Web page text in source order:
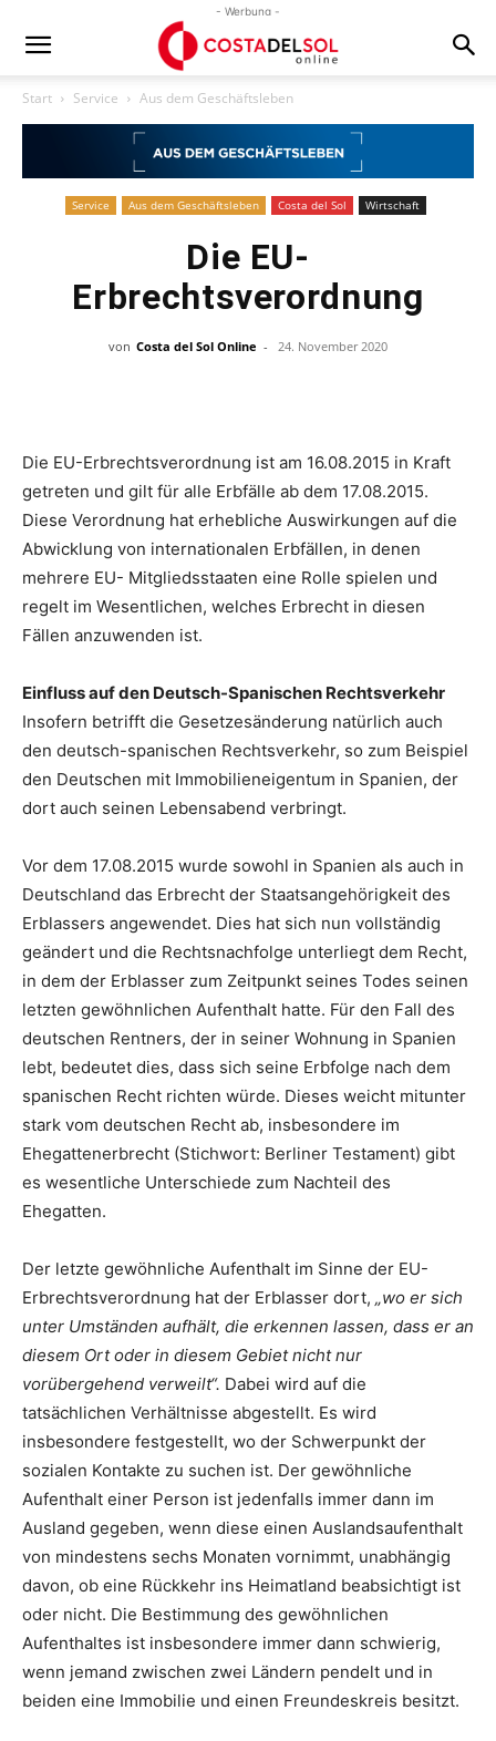
- Werbung -
Start Service Aus dem Geschäftsleben
Service Aus dem Geschäftsleben Costa del Sol Wirtschaft
Die EU-
Erbrechtsverordnung
von Costa del Sol Online - 24. November 2020
Die EU-Erbrechtsverordnung ist am 16.08.2015 in Kraft
getreten und gilt für alle Erbfälle ab dem 17.08.2015.
Diese Verordnung hat erhebliche Auswirkungen auf die
Abwicklung von internationalen Erbfällen, in denen
mehrere EU- Mitgliedsstaaten eine Rolle spielen und
regelt im Wesentlichen, welches Erbrecht in diesen
Fällen anzuwenden ist.
Einfluss auf den Deutsch-Spanischen Rechtsverkehr
Insofern betrifft die Gesetzesänderung natürlich auch
den deutsch-spanischen Rechtsverkehr, so zum Beispiel
den Deutschen mit Immobilieneigentum in Spanien, der
dort auch seinen Lebensabend verbringt.
Vor dem 17.08.2015 wurde sowohl in Spanien als auch in
Deutschland das Erbrecht der Staatsangehörigkeit des
Erblassers angewendet. Dies hat sich nun vollständig
geändert und die Rechtsnachfolge unterliegt dem Recht,
in dem der Erblasser zum Zeitpunkt seines Todes seinen
letzten gewöhnlichen Aufenthalt hatte. Für den Fall des
deutschen Rentners, der in seiner Wohnung in Spanien
lebt, bedeutet dies, dass sich seine Erbfolge nach dem
spanischen Recht richten würde. Dieses weicht mitunter
stark vom deutschen Recht ab, insbesondere im
Ehegattenerbrecht (Stichwort: Berliner Testament) gibt
es wesentliche Unterschiede zum Nachteil des
Ehegatten.
Der letzte gewöhnliche Aufenthalt im Sinne der EU-
Erbrechtsverordnung hat der Erblasser dort, „wo er sich
unter Umständen aufhält, die erkennen lassen, dass er an
diesem Ort oder in diesem Gebiet nicht nur
vorübergehend verweilt“. Dabei wird auf die
tatsächlichen Verhältnisse abgestellt. Es wird
insbesondere festgestellt, wo der Schwerpunkt der
sozialen Kontakte zu suchen ist. Der gewöhnliche
Aufenthalt einer Person ist jedenfalls immer dann im
Ausland gegeben, wenn diese einen Auslandsaufenthalt
von mindestens sechs Monaten vornimmt, unabhängig
davon, ob eine Rückkehr ins Heimatland beabsichtigt ist
oder nicht. Die Bestimmung des gewöhnlichen
Aufenthaltes ist insbesondere immer dann schwierig,
wenn jemand zwischen zwei Ländern pendelt und in
beiden eine Immobilie und einen Freundeskreis besitzt.